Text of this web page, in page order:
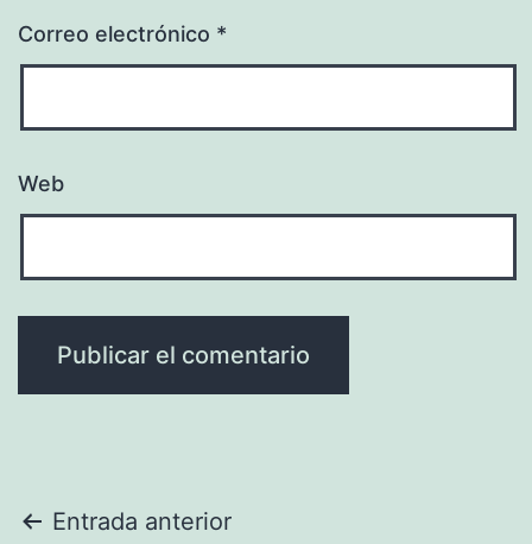
Correo electrónico *
Web
Navegación
Entrada anterior